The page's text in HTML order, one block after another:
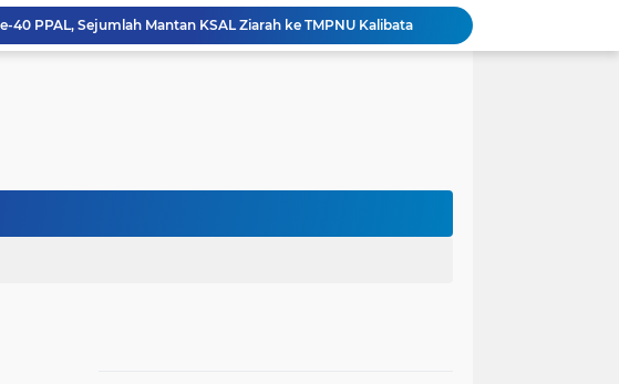
40 PPAL, Sejumlah Mantan KSAL Ziarah ke TMPNU Kalibata
Bobihoe Apresiasi Prestasi Atlet Peparpeda Kota Bekasi
Pemkot Jakpus Deklarasikan Perang terhadap Peredaran Tramadol Ilegal di Tanah Abang